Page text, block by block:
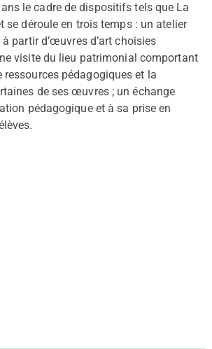
le cadre de dispositifs tels que La
se déroule en trois temps : un atelier
à partir d’œuvres d’art choisies
visite du lieu patrimonial comportant
ressources pédagogiques et la
de ses œuvres ; un échange
pédagogique et à sa prise en